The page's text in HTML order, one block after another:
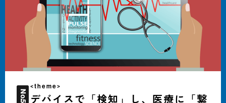
No.
5
<theme>
デバイスで「検知」し、医療に「繋